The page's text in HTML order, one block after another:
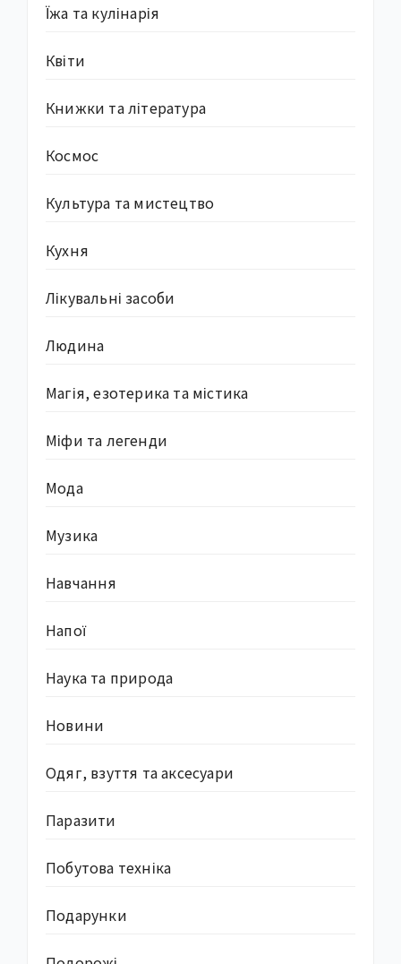
Їжа та кулінарія
Квіти
Книжки та література
Космос
Культура та мистецтво
Кухня
Лікувальні засоби
Людина
Магія, езотерика та містика
Міфи та легенди
Мода
Музика
Навчання
Напої
Наука та природа
Новини
Одяг, взуття та аксесуари
Паразити
Побутова техніка
Подарунки